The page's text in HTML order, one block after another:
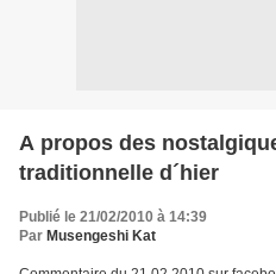
A propos des
traditionnelle d´hier
Publié le 21/02/2010 à 14:39
Par Musengeshi Kat